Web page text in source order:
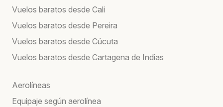
Vuelos baratos desde Cali
Vuelos baratos desde Pereira
Vuelos baratos desde Cúcuta
Vuelos baratos desde Cartagena de Indias
Aerolíneas
Equipaje según aerolínea